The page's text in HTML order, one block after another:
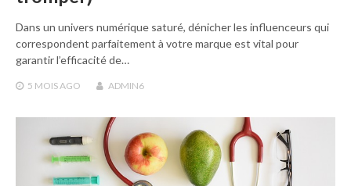
Dans un univers numérique saturé, dénicher les influenceurs qui
correspondent parfaitement à votre marque est vital pour
garantir l’efficacité de…
5 MOISAGO ADMIN6